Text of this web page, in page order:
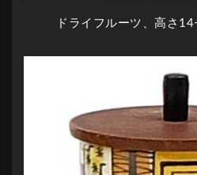
ドライフルーツ、高さ